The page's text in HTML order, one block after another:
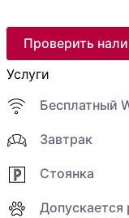
Проверить
Услуги
Бесплатный
Завтрак
Стоянка